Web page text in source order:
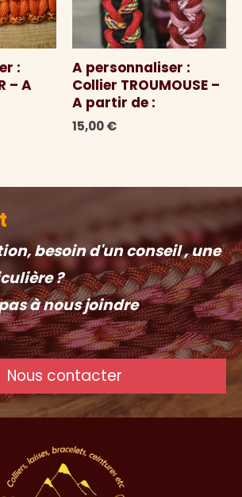
:
– A
A personnaliser :
Collier TROUMOUSE –
A partir de :
15,00€
besoin d'un conseil , une
?
à nous joindre
Nous contacter